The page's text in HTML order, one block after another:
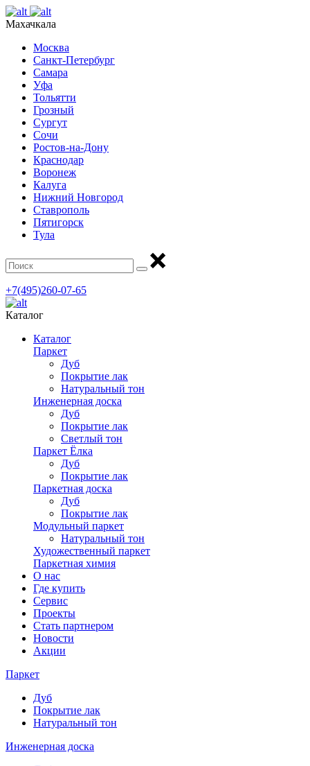
Махачкала
Москва
Санкт-Петербург
Самара
Уфа
Тольятти
Грозный
Сургут
Сочи
Ростов-на-Дону
Краснодар
Воронеж
Калуга
Нижний Новгород
Ставрополь
Пятигорск
Тула
+7(495)260-07-65
Каталог
Каталог
Паркет
Дуб
Покрытие лак
Натуральный тон
Инженерная доска
Дуб
Покрытие лак
Светлый тон
Паркет Ёлка
Дуб
Покрытие лак
Паркетная доска
Дуб
Покрытие лак
Модульный паркет
Натуральный тон
Художественный паркет
Паркетная химия
О нас
Где купить
Сервис
Проекты
Стать партнером
Новости
Акции
Паркет
Дуб
Покрытие лак
Натуральный тон
Инженерная доска